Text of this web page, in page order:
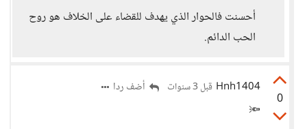
أحسنت فالحوار الذي يهدف للقضاء على الخلاف هو روح
الحب الدائم.
0
Hnh1404 قبل 3 سنوات أضف ردا
🔦